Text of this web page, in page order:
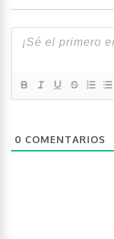
0 COMENTARIOS